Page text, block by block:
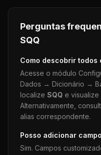
Perguntas
SQQ
Como descobrir todos
Acesse o módulo
Dados → Dicionário →
localize SQQ e visualize
Alternativamente,
alias correspondente.
Posso adicionar
Sim. Campos